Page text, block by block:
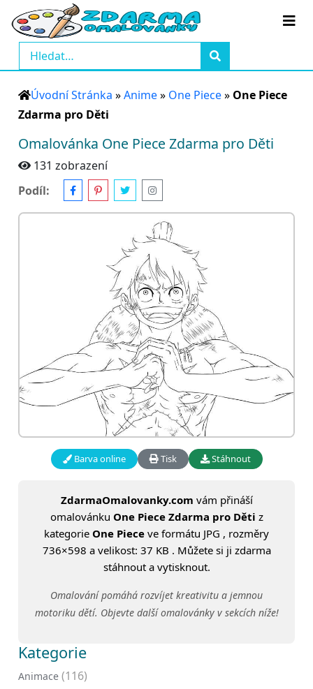
Úvodní Stránka »Anime» One Piece» One Piece
Zdarma pro Děti
Omalovánka One Piece Zdarma pro Děti
131 zobrazení
Podíl:
Barva online Tisk Stáhnout
ZdarmaOmalovanky.com vám přináší
omalovánku One Piece Zdarma pro Děti z
kategorie One Piece ve formátu JPG , rozměry
736×598 a velikost: 37 KB . Můžete si ji zdarma
stáhnout a vytisknout.
Omalování pomáhá rozvíjet kreativitu a jemnou
motoriku dětí. Objevte další omalovánky v sekcích níže!
Kategorie
Animace (116)